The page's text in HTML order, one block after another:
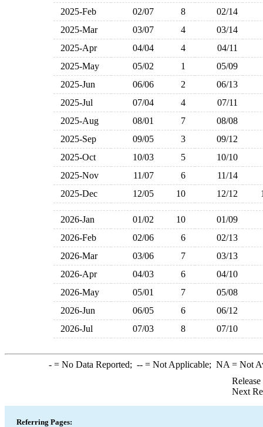
2025-Feb
02/07 8
02/14
2025-Mar
03/07 4
03/14
2025-Apr
04/04 4
04/11
2025-May
05/02 1
05/09
2025-Jun
06/06 2
06/13
2025-Jul
07/04 4
07/11
2025-Aug
08/01 7
08/08
2025-Sep
09/05 3
09/12
2025-Oct
10/03 5
10/10
2025-Nov
11/07 6
11/14
2025-Dec
12/05 10 12/12
2026-Jan 01/02 10
01/09
2026-Feb
02/06 6
02/13
2026-Mar
03/06 7
03/13
2026-Apr
04/03 6
04/10
2026-May
05/01 7
05/08
2026-Jun
06/05 6
06/12
2026-Jul
07/03 8 07/10
-= No Data Reported; --= Not Applicable; NA = Not
Next
Referring Pages: